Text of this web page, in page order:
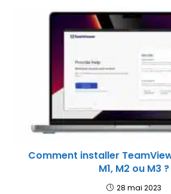
Comment installer
M1, M2 ou M3 ?
28 mai 2023